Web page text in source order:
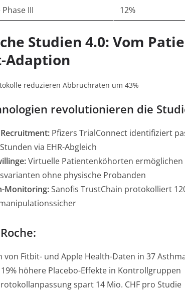
III
12%
Studien 4.0: Vom
Adaption
reduzieren Abbruchraten um 43%
revolutionieren die
: Pfizers TrialConnect identifiziert
via EHR-Abgleich
:Virtuelle Patientenköhorten ermöglichen
ohne physische Probanden
Monitoring:Sanofis TrustChain protokolliert
von Fitbit- und Apple Health-Daten in 37
höhere Placebo-Effekte in Kontrollgruppen
spart 14 Mio. CHF pro Studie